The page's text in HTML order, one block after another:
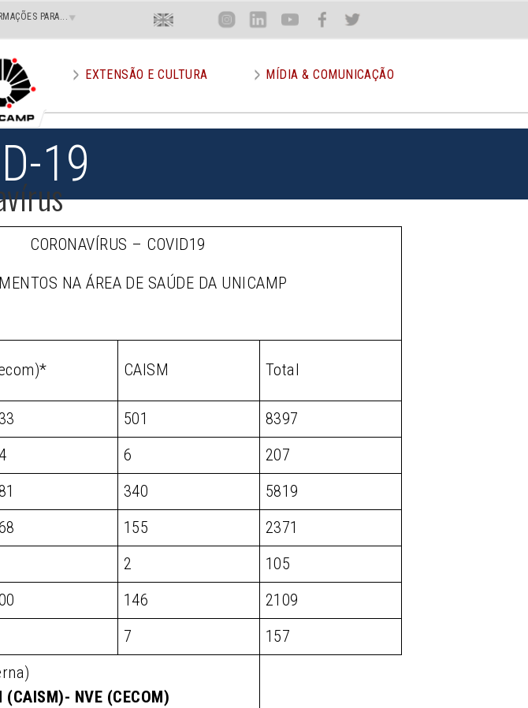
PARA... Menu
Superior
Direito
En Inst Lin You Face Twit
EXTENSÃO E CULTURA MÍDIA & COMUNICAÇÃO
19
CORONAVÍRUS – COVID19
NA ÁREA DE SAÚDE DA UNICAMP
CAISM Total
501
8397
6
207
340
5819
155
2371
2
105
146
2109
7
157
NVE (CECOM)